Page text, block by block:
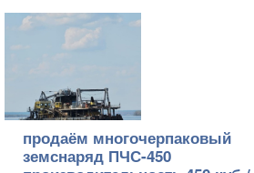
продаём многочерпаковый
земснаряд ПЧС-450